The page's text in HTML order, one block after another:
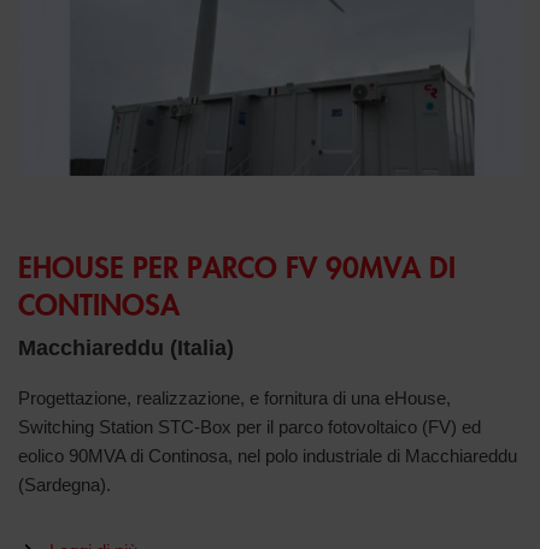
EHOUSE PER PARCO FV 90MVA DI
CONTINOSA
Macchiareddu (Italia)
Progettazione, realizzazione, e fornitura di una eHouse,
Switching Station STC-Box per il parco fotovoltaico (FV) ed
eolico 90MVA di Continosa, nel polo industriale di Macchiareddu
(Sardegna).